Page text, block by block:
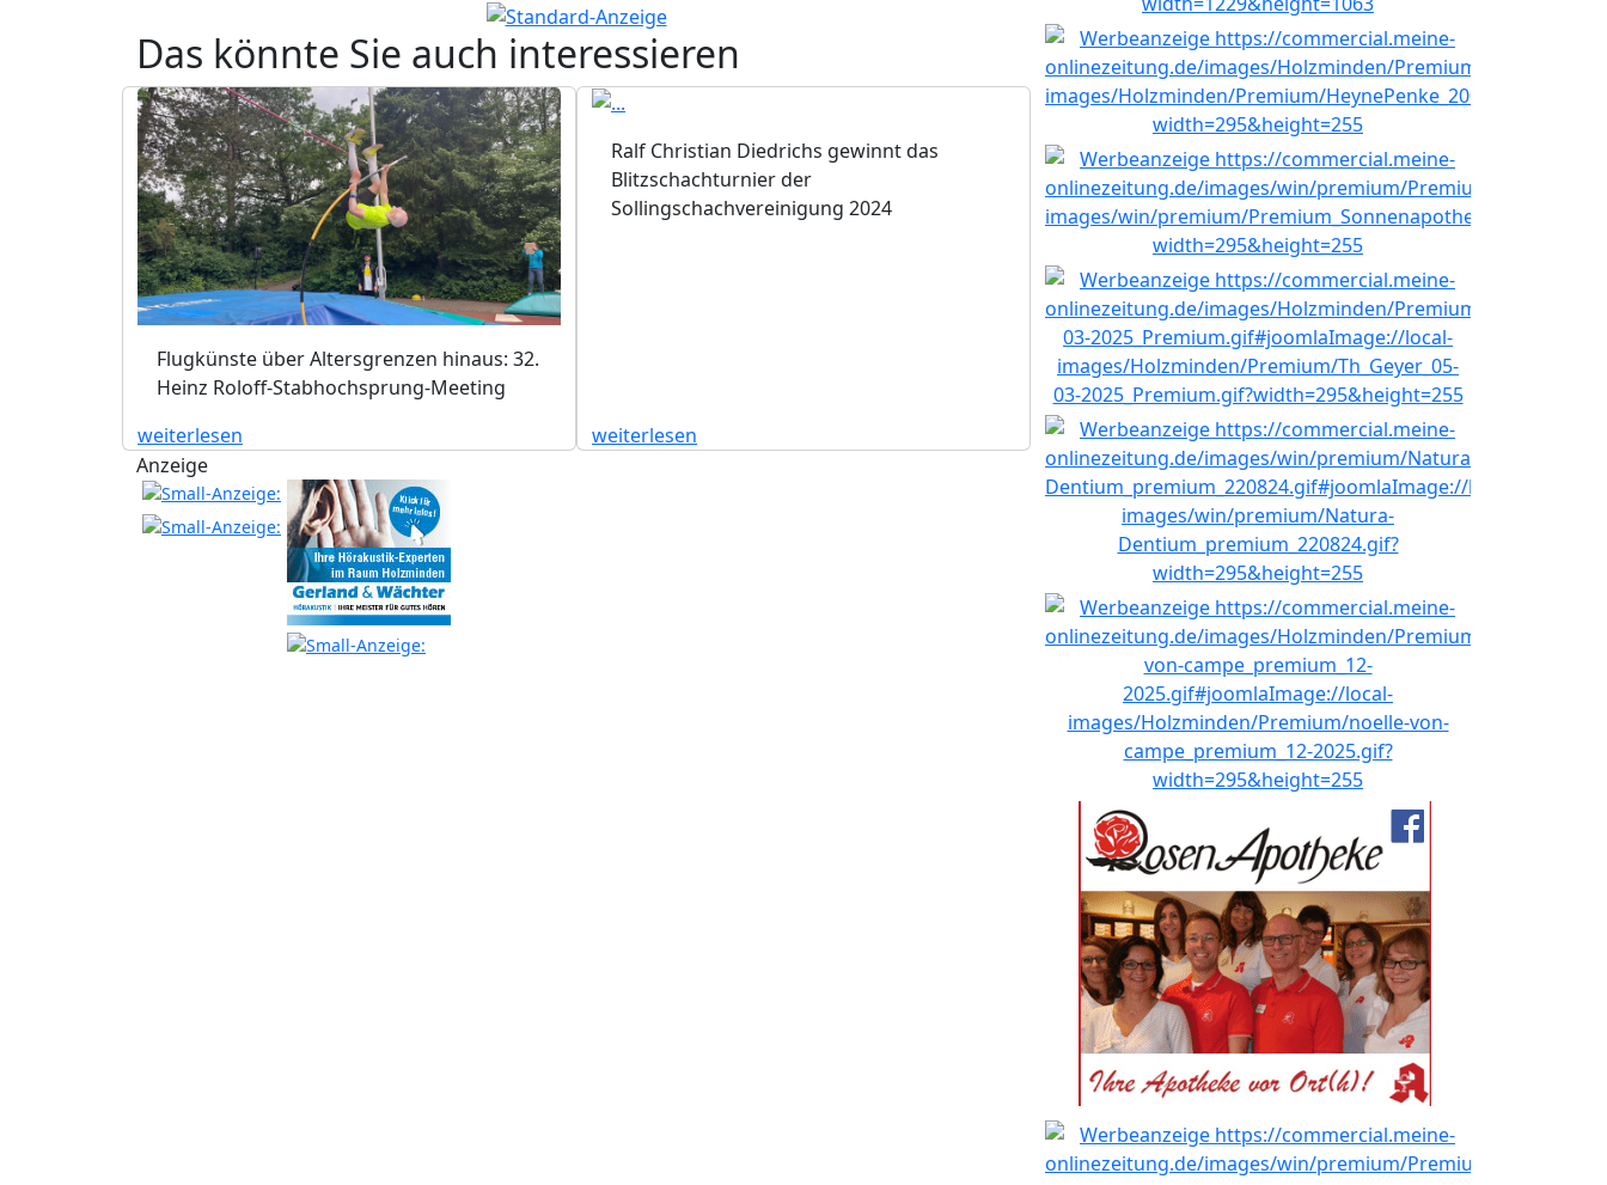
Das könnte Sie auch interessieren
Flugkünste über Altersgrenzen hinaus: 32.
Heinz Roloff-Stabhochsprung-Meeting
weiterlesen
Ralf Christian Diedrichs gewinnt das
Blitzschachturnier der
Sollingschachvereinigung 2024
weiterlesen
Anzeige